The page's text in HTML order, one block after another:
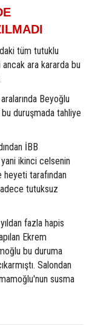
tüm tutuklu
ancak ara kararda bu
Beyoğlu
duruşmada tahliye
İBB
ikinci celsenin
tarafından
tutuksuz
fazla hapis
Ekrem
bu duruma
Salondan
susma